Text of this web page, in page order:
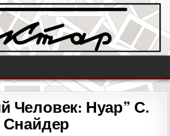
Человек: Нуар” С.
Снайдер